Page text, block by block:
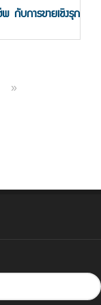
กับการขายเชิงรุก (
»